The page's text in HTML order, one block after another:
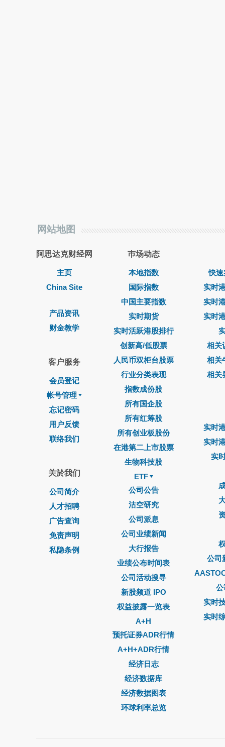
网站地图
阿思达克财经网
主页
China Site
产品资讯
财金教学
客户服务
会员登记
帐号管理
忘记密码
用户反馈
联络我们
关於我们
公司简介
人才招聘
广告查询
免责声明
私隐条例
巿场动态
本地指数
国际指数
中国主要指数
实时期货
实时活跃港股排行
创新高/低股票
人民币双柜台股票
行业分类表现
指数成份股
所有国企股
所有红筹股
所有创业板股份
在港第二上市股票
生物科技股
ETF
公司公告
沽空研究
公司派息
公司业绩新闻
大行报告
业绩公布时间表
公司活动搜寻
新股频道 IPO
权益披露一览表
A+H
预托证券ADR行情
A+H+ADR行情
经济日志
经济数据库
经济数据图表
环球利率总览
快速
实时
实时
实时
相关
相关
相关
实时
实时
实
公司
公
实时
实时